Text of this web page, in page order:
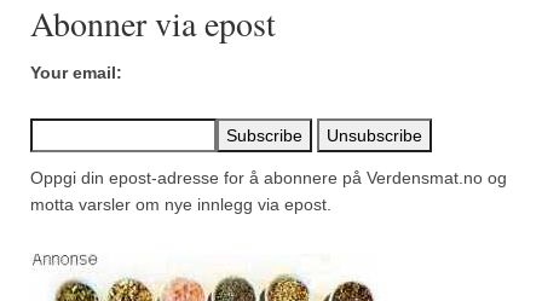
Paprikapulver, pikant
Piment d’Espelette
Purreløk (tørket)
Rosépepper
Abonner via epost
Your email:
Oppgi din epost-adresse for å abonnere på Verdensmat.no og
motta varsler om nye innlegg via epost.